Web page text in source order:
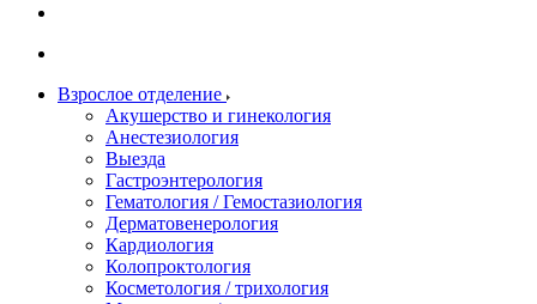
Взрослое отделение
Акушерство и гинекология
Анестезиология
Выезда
Гастроэнтерология
Гематология / Гемостазиология
Дерматовенерология
Кардиология
Колопроктология
Косметология / трихология